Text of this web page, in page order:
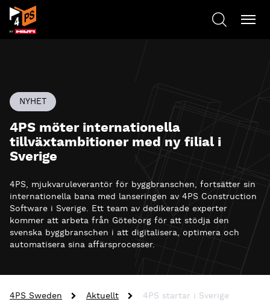
NYHET
4PS möter internationella
tillväxtambitioner med ny filial i
Sverige
4PS, mjukvaruleverantör för byggbranschen, fortsätter sin
internationella bana med lanseringen av 4PS Construction
Software i Sverige. Ett team av dedikerade experter
kommer att arbeta från Göteborg för att stödja den
svenska byggbranschen i att digitalisera, optimera och
automatisera sina affärsprocesser.
4PS Sweden Aktuellt 4PS startar i Sverige